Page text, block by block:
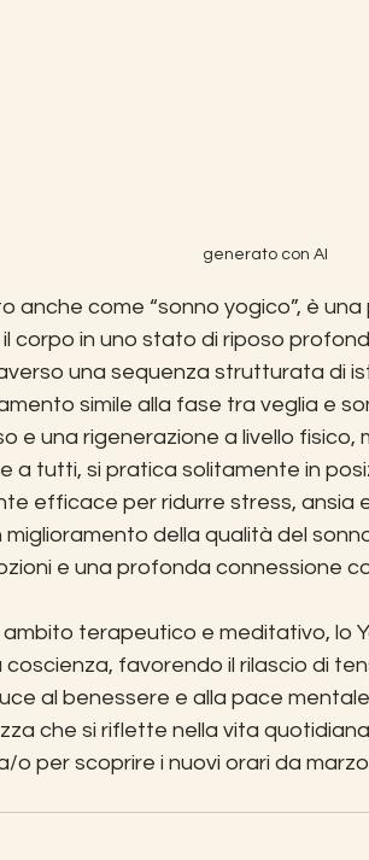
generato con AI
anche come “sonno yogico”, è
corpo in uno stato di riposo
una sequenza strutturata di
simile alla fase tra veglia e
e una rigenerazione a livello
a tutti, si pratica solitamente in
efficace per ridurre stress, ansia
miglioramento della qualità del
e una profonda connessione
ambito terapeutico e meditativo, lo
coscienza, favorendo il rilascio di
al benessere e alla pace
che si riflette nella vita
o per scoprire i nuovi orari da